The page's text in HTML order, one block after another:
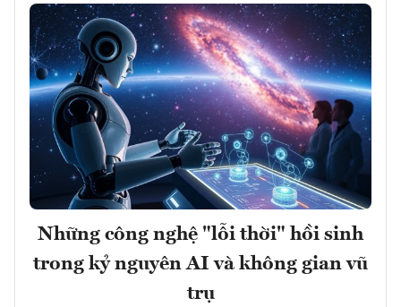
Những công nghệ "lỗi thời" hồi sinh
trong kỷ nguyên AI và không gian vũ
trụ